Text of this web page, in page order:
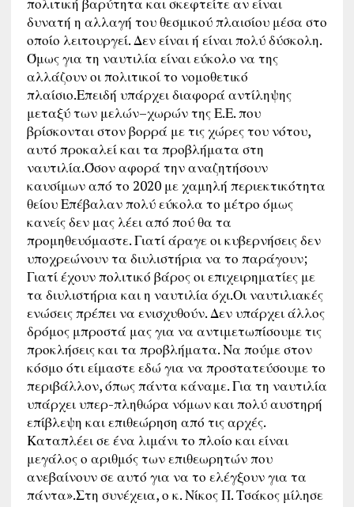
δυνατή η αλλαγή του θεσμικού πλαισίου μέσα στο
οποίο λειτουργεί. Δεν είναι ή είναι πολύ δύσκολη.
Όμως για τη ναυτιλία είναι εύκολο να της
αλλάζουν οι πολιτικοί το νομοθετικό
πλαίσιο.Επειδή υπάρχει διαφορά αντίληψης
μεταξύ των μελών–χωρών της Ε.Ε. που
βρίσκονται στον βορρά με τις χώρες του νότου,
αυτό προκαλεί και τα προβλήματα στη
ναυτιλία.Όσον αφορά την αναζητήσουν
καυσίμων από το 2020 με χαμηλή περιεκτικότητα
θείου Επέβαλαν πολύ εύκολα το μέτρο όμως
κανείς δεν μας λέει από πού θα τα
προμηθευόμαστε. Γιατί άραγε οι κυβερνήσεις δεν
υποχρεώνουν τα διυλιστήρια να το παράγουν;
Γιατί έχουν πολιτικό βάρος οι επιχειρηματίες με
τα διυλιστήρια και η ναυτιλία όχι.Οι ναυτιλιακές
ενώσεις πρέπει να ενισχυθούν. Δεν υπάρχει άλλος
δρόμος μπροστά μας για να αντιμετωπίσουμε τις
προκλήσεις και τα προβλήματα. Να πούμε στον
κόσμο ότι είμαστε εδώ για να προστατεύσουμε το
περιβάλλον, όπως πάντα κάναμε. Για τη ναυτιλία
υπάρχει υπερ-πληθώρα νόμων και πολύ αυστηρή
επίβλεψη και επιθεώρηση από τις αρχές.
Καταπλέει σε ένα λιμάνι το πλοίο και είναι
μεγάλος ο αριθμός των επιθεωρητών που
ανεβαίνουν σε αυτό για να το ελέγξουν για τα
πάντα».Στη συνέχεια, ο κ. Νίκος Π. Τσάκος μίλησε